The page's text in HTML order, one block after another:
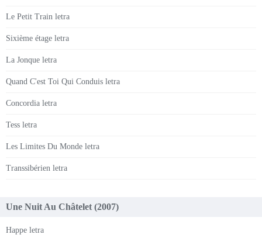
Le Petit Train letra
Sixième étage letra
La Jonque letra
Quand C'est Toi Qui Conduis letra
Concordia letra
Tess letra
Les Limites Du Monde letra
Transsibérien letra
Une Nuit Au Châtelet (2007)
Happe letra